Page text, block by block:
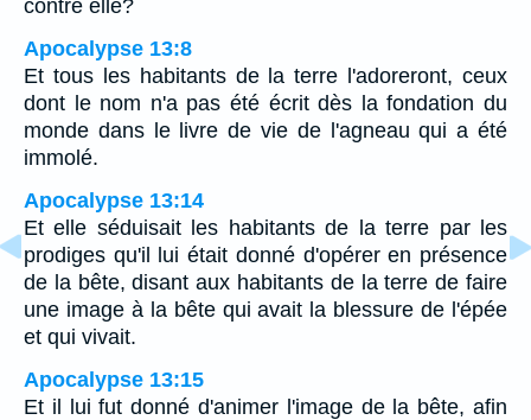
contre elle?
Apocalypse 13:8
Et tous les habitants de la terre l'adoreront, ceux
dont le nom n'a pas été écrit dès la fondation du
monde dans le livre de vie de l'agneau qui a été
immolé.
Apocalypse 13:14
Et elle séduisait les habitants de la terre par les
prodiges qu'il lui était donné d'opérer en présence
de la bête, disant aux habitants de la terre de faire
une image à la bête qui avait la blessure de l'épée
et qui vivait.
Apocalypse 13:15
Et il lui fut donné d'animer l'image de la bête, afin